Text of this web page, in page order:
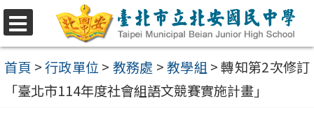
選
單
跳
至
主首頁 >行政單位 > 教務處 >教學組 >轉知第2次修訂
「臺北市114年度社會組語文競賽實施計畫」